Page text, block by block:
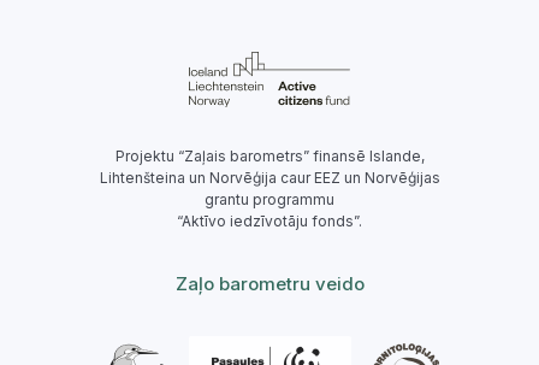
Projektu “Zaļais barometrs” finansē Islande,
Lihtenšteina un Norvēģija caur EEZ un Norvēģijas
grantu programmu
“Aktīvo iedzīvotāju fonds”.
Zaļo barometru veido